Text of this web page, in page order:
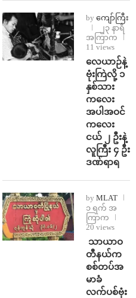
by ကျော်ကြီး
၂၃ နာရီ
အကြာက
11 views
⁨လေယာဉ်နဲ့
ဗုံးကြဲလို့ ၁
နှစ်သား
ကလေး
အပါအဝင်
ကလေး
ငယ် ၂ ဦးနဲ့
လူကြီး ၄ ဦး
ဒဏ်ရာရ
by MLAT
၁ ရက် အ
ကြာက
20 views
⁩ ⁨သာယာဝ
တီနယ်က
စစ်တပ်အ
မာခံ
လက်ပစ်ဗုံး